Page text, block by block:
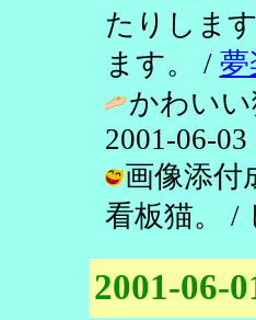
たりしま
ます。 / 夢
かわい
2001-06-03
画像添付
看板猫。 /
2001-06-